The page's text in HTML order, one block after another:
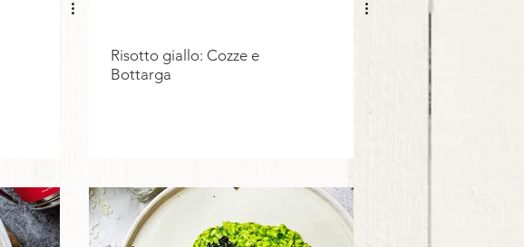
Risotto giallo: Cozze e
Bottarga